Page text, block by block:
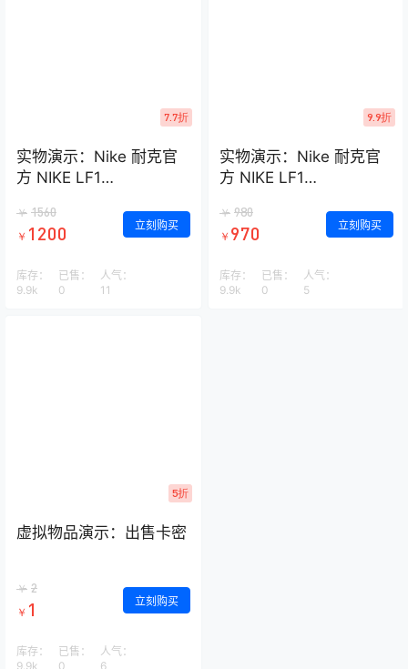
7.7折
实物演示：Nike 耐克官
方 NIKE LF1
运动鞋 AA1125
￥ 1560
￥ 1200 立刻购买
库存：
9.9k
已售：
0
人气：
11
9.9折
实物演示：Nike 耐克官
方 NIKE LF1
运动鞋 AA1125
￥ 980
￥ 970 立刻购买
库存：
9.9k
已售：
0
人气：
5
5折
虚拟物品演示：出售卡密
￥ 2
￥ 1 立刻购买
库存：
9.9k
已售：
0
人气：
6